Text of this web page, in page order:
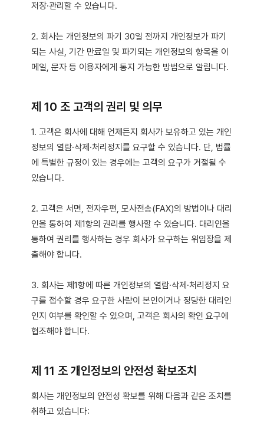
저장·관리할 수 있습니다.
2. 회사는 개인정보의 파기 30일 전까지 개인정보가 파기
되는 사실, 기간 만료일 및 파기되는 개인정보의 항목을 이
메일, 문자 등 이용자에게 통지 가능한 방법으로 알립니다.
제 10 조 고객의 권리 및 의무
1. 고객은 회사에 대해 언제든지 회사가 보유하고 있는 개인
정보의 열람·삭제·처리정지를 요구할 수 있습니다. 단, 법률
에 특별한 규정이 있는 경우에는 고객의 요구가 거절될 수
있습니다.
2. 고객은 서면, 전자우편, 모사전송(FAX)의 방법이나 대리
인을 통하여 제1항의 권리를 행사할 수 있습니다. 대리인을
통하여 권리를 행사하는 경우 회사가 요구하는 위임장을 제
출해야 합니다.
3. 회사는 제1항에 따른 개인정보의 열람·삭제·처리정지 요
구를 접수할 경우 요구한 사람이 본인이거나 정당한 대리인
인지 여부를 확인할 수 있으며, 고객은 회사의 확인 요구에
협조해야 합니다.
제 11 조 개인정보의 안전성 확보조치
회사는 개인정보의 안전성 확보를 위해 다음과 같은 조치를
취하고 있습니다: